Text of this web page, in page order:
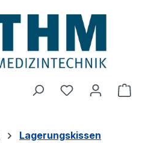
Du hast 0
Lagerungskissen